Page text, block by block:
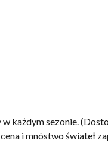
każdym sezonie.
i mnóstwo świateł